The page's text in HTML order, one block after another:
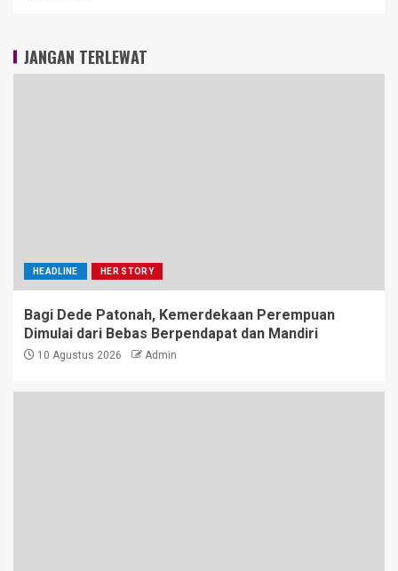
JANGAN TERLEWAT
HEADLINE HER STORY
Bagi Dede Patonah, Kemerdekaan Perempuan
Dimulai dari Bebas Berpendapat dan Mandiri
10 Agustus 2026 Admin